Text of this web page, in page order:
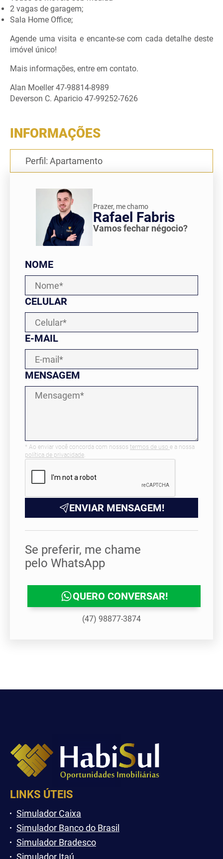
Comprar
Sobre nós
Contato
CADASTRE SEU IMÓVEL
2 vagas de garagem;
Sala Home Office;
Agende uma visita e encante-se com cada detalhe deste
imóvel único!
Mais informações, entre em contato.
Alan Moeller 47-98814-8989
Deverson C. Aparicio 47-99252-7626
INFORMAÇÕES
Perfil: Apartamento
Prazer, me chamo
Rafael Fabris
Vamos fechar négocio?
NOME
CELULAR
E-MAIL
MENSAGEM
* Ao enviar você concorda com nossos termos de uso e a nossa
política de privacidade.
ENVIAR MENSAGEM!
Se preferir, me chame
pelo WhatsApp
QUERO CONVERSAR!
(47) 98877-3874
LINKS ÚTEIS
Simulador Caixa
Simulador Banco do Brasil
Simulador Bradesco